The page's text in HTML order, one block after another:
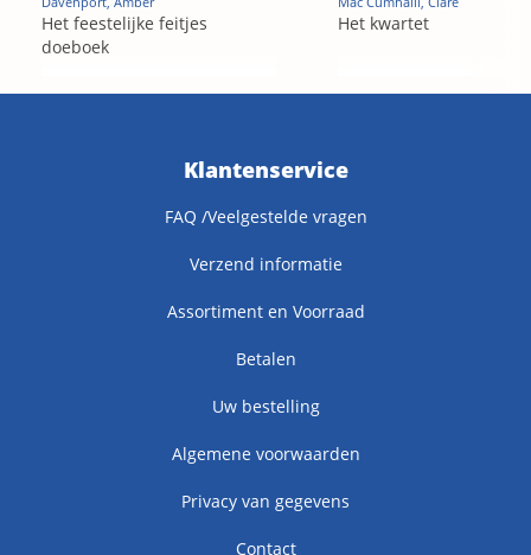
Het feestelijke feitjes
doeboek
Het kwartet
Klantenservice
FAQ /Veelgestelde vragen
Verzend informatie
Assortiment en Voorraad
Betalen
Uw bestelling
Algemene voorwaarden
Privacy van gegevens
Contact